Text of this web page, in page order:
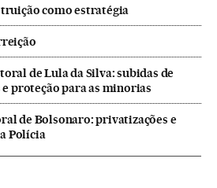
como estratégia
de Lula da Silva: subidas de
proteção para as minorias
de Bolsonaro: privatizações e
Polícia